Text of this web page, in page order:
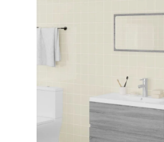
0,0
5
hviezdičiek.